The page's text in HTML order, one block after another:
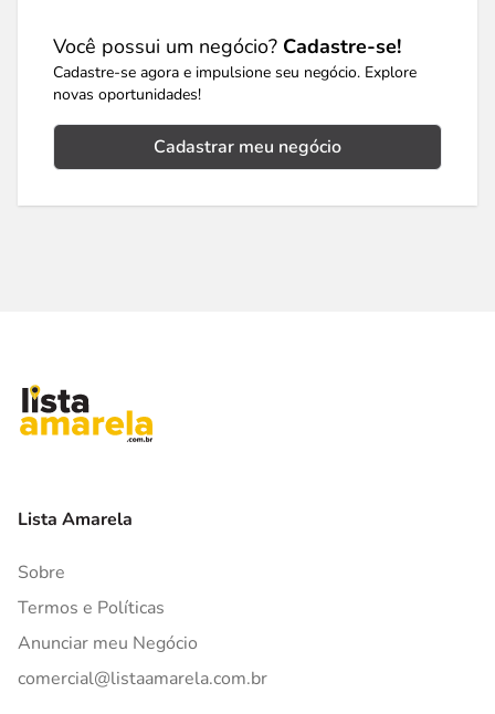
Você possui um negócio? Cadastre-se!
Cadastre-se agora e impulsione seu negócio. Explore
novas oportunidades!
Cadastrar meu negócio
Lista Amarela
Sobre
Termos e Políticas
Anunciar meu Negócio
comercial@listaamarela.com.br